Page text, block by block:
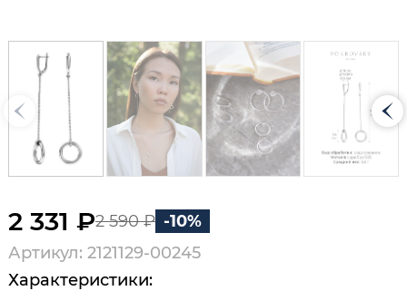
2 331 ₽2 590 ₽ -10%
Артикул: 2121129-00245
Характеристики: